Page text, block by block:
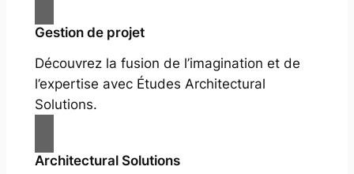
Gestion de projet
Découvrez la fusion de l’imagination et de
l’expertise avec Études Architectural
Solutions.
Architectural Solutions